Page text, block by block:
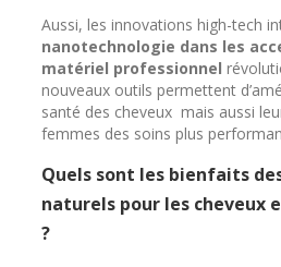
Aussi, les innovations high-tech
nanotechnologie dans les
matériel professionnel
nouveaux outils permettent
santé des cheveux mais aussi
femmes des soins plus
Quels sont les bienfaits
naturels pour les cheveux
?